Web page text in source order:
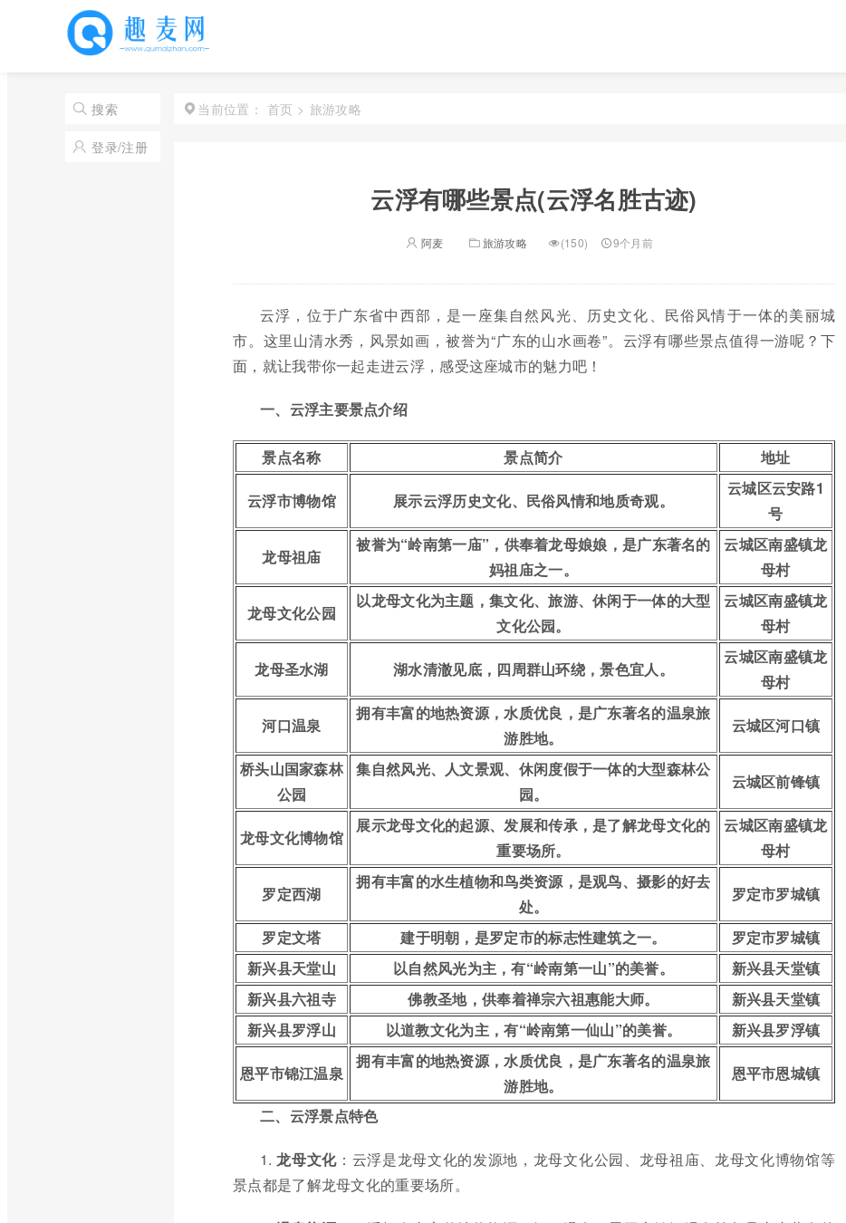
搜索
登录/注册
当前位置： 首页 > 旅游攻略
云浮有哪些景点(云浮名胜古迹)
阿麦 旅游攻略 (150) 9个月前
云浮，位于广东省中西部，是一座集自然风光、历史文化、民俗风情于一体的美丽城
市。这里山清水秀，风景如画，被誉为“广东的山水画卷”。云浮有哪些景点值得一游呢？下
面，就让我带你一起走进云浮，感受这座城市的魅力吧！
一、云浮主要景点介绍
景点名称 景点简介 地址
云浮市博物馆 展示云浮历史文化、民俗风情和地质奇观。
云城区云安路1
号
龙母祖庙
被誉为“岭南第一庙”，供奉着龙母娘娘，是广东著名的
妈祖庙之一。
云城区南盛镇龙
母村
龙母文化公园
以龙母文化为主题，集文化、旅游、休闲于一体的大型
文化公园。
云城区南盛镇龙
母村
龙母圣水湖 湖水清澈见底，四周群山环绕，景色宜人。
云城区南盛镇龙
母村
河口温泉
拥有丰富的地热资源，水质优良，是广东著名的温泉旅
游胜地。
云城区河口镇
桥头山国家森林
公园
集自然风光、人文景观、休闲度假于一体的大型森林公
园。
云城区前锋镇
龙母文化博物馆
展示龙母文化的起源、发展和传承，是了解龙母文化的
重要场所。
云城区南盛镇龙
母村
罗定西湖
拥有丰富的水生植物和鸟类资源，是观鸟、摄影的好去
处。
罗定市罗城镇
罗定文塔 建于明朝，是罗定市的标志性建筑之一。
罗定市罗城镇
新兴县天堂山
以自然风光为主，有“岭南第一山”的美誉。
新兴县天堂镇
新兴县六祖寺
佛教圣地，供奉着禅宗六祖惠能大师。
新兴县天堂镇
新兴县罗浮山
以道教文化为主，有“岭南第一仙山”的美誉。 新兴县罗浮镇
恩平市锦江温泉
拥有丰富的地热资源，水质优良，是广东著名的温泉旅
游胜地。
恩平市恩城镇
二、云浮景点特色
1.龙母文化 ：云浮是龙母文化的发源地，龙母文化公园、龙母祖庙、龙母文化博物馆等
景点都是了解龙母文化的重要场所。